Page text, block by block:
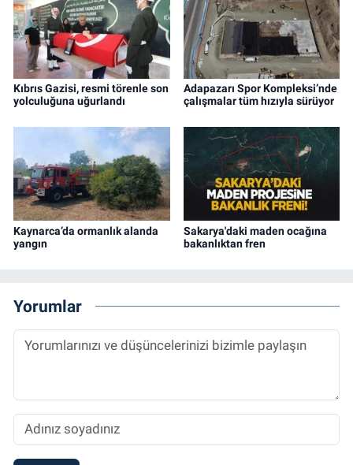
Kıbrıs Gazisi, resmi törenle son
yolculuğuna uğurlandı
Adapazarı Spor Kompleksi’nde
çalışmalar tüm hızıyla sürüyor
Kaynarca’da ormanlık alanda
yangın
Sakarya'daki maden ocağına
bakanlıktan fren
Yorumlar